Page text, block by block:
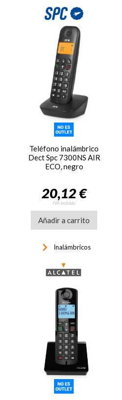
Teléfono inalámbrico
Dect Spc 7300NS AIR
ECO, negro
20,12 €
IVA incluido
Añadir a carrito
keyboard_arrow_right Inalámbricos